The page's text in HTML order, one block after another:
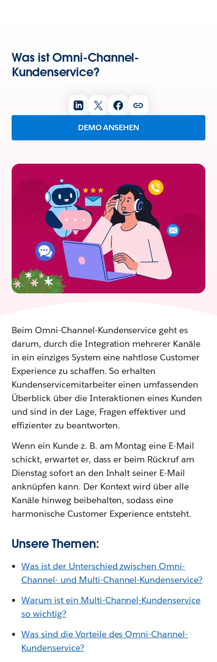
Was ist Omni-Channel-
Kundenservice?
DEMO ANSEHEN
Beim Omni-Channel-Kundenservice geht es
darum, durch die Integration mehrerer Kanäle
in ein einziges System eine nahtlose Customer
Experience zu schaffen. So erhalten
Kundenservicemitarbeiter einen umfassenden
Überblick über die Interaktionen eines Kunden
und sind in der Lage, Fragen effektiver und
effizienter zu beantworten.
Wenn ein Kunde z. B. am Montag eine E-Mail
schickt, erwartet er, dass er beim Rückruf am
Dienstag sofort an den Inhalt seiner E-Mail
anknüpfen kann. Der Kontext wird über alle
Kanäle hinweg beibehalten, sodass eine
harmonische Customer Experience entsteht.
Unsere Themen:
Was ist der Unterschied zwischen Omni-
Channel- und Multi-Channel-Kundenservice?
Warum ist ein Multi-Channel-Kundenservice
so wichtig?
Was sind die Vorteile des Omni-Channel-
Kundenservice?